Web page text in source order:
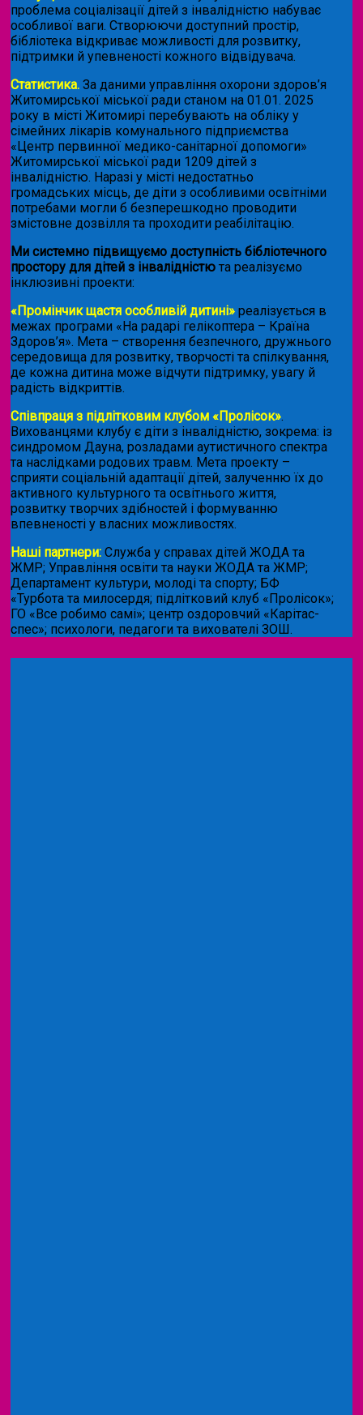
проблема соціалізації дітей з інвалідністю набуває
особливої ваги. Створюючи доступний простір,
бібліотека відкриває можливості для розвитку,
підтримки й упевненості кожного відвідувача.
Статистика. За даними управління охорони здоров’я
Житомирської міської ради станом на 01.01. 2025
року в місті Житомирі перебувають на обліку у
сімейних лікарів комунального підприємства
«Центр первинної медико-санітарної допомоги»
Житомирської міської ради 1209 дітей з
інвалідністю. Наразі у місті недостатньо
громадських місць, де діти з особливими освітніми
потребами могли б безперешкодно проводити
змістовне дозвілля та проходити реабілітацію.
Ми системно підвищуємо доступність бібліотечного
простору для дітей з інвалідністю та реалізуємо
інклюзивні проекти:
«Промінчик щастя особливій дитині» реалізується в
межах програми «На радарі гелікоптера – Країна
Здоров’я». Мета – створення безпечного, дружнього
середовища для розвитку, творчості та спілкування,
де кожна дитина може відчути підтримку, увагу й
радість відкриттів.
Співпраця з підлітковим клубом «Пролісок».
Вихованцями клубу є діти з інвалідністю, зокрема: із
синдромом Дауна, розладами аутистичного спектра
та наслідками родових травм. Мета проекту –
сприяти соціальній адаптації дітей, залученню їх до
активного культурного та освітнього життя,
розвитку творчих здібностей і формуванню
впевненості у власних можливостях.
Наші партнери: Служба у справах дітей ЖОДА та
ЖМР; Управління освіти та науки ЖОДА та ЖМР;
Департамент культури, молоді та спорту; БФ
«Турбота та милосердя; підлітковий клуб «Пролісок»;
ГО «Все робимо самі»; центр оздоровчий «Карітас-
спес»; психологи, педагоги та вихователі ЗОШ.